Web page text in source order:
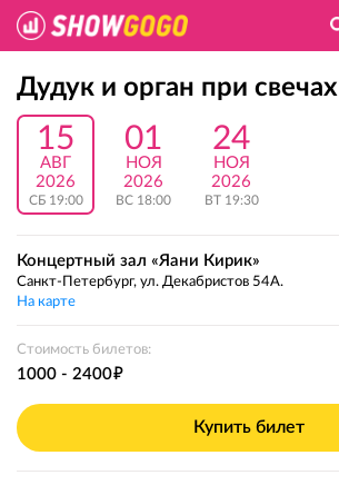
Дудук и орган при свечах
15
АВГ
2026
СБ 19:00
01
НОЯ
2026
ВС 18:00
24
НОЯ
2026
ВТ 19:30
Концертный зал «Яани Кирик»
Санкт-Петербург, ул. Декабристов 54А.
На карте
Стоимость билетов:
1000 - 2400е
Купить билет